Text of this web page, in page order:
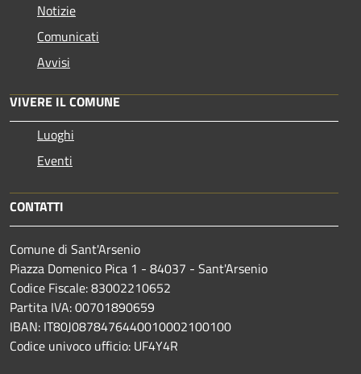
Notizie
Comunicati
Avvisi
VIVERE IL COMUNE
Luoghi
Eventi
CONTATTI
Comune di Sant'Arsenio
Piazza Domenico Pica 1 - 84037 - Sant'Arsenio
Codice Fiscale: 83002210652
Partita IVA: 00701890659
IBAN: IT80J0878476440010002100100
Codice univoco ufficio: UF4Y4R